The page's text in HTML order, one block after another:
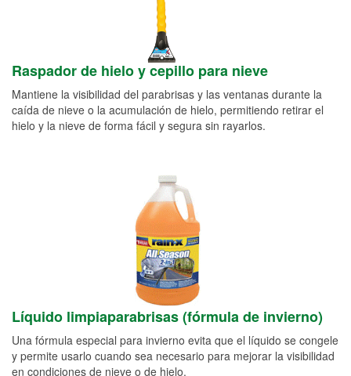
Raspador de hielo y cepillo para nieve
Mantiene la visibilidad del parabrisas y las ventanas durante la
caída de nieve o la acumulación de hielo, permitiendo retirar el
hielo y la nieve de forma fácil y segura sin rayarlos.
Líquido limpiaparabrisas (fórmula de invierno)
Una fórmula especial para invierno evita que el líquido se congele
y permite usarlo cuando sea necesario para mejorar la visibilidad
en condiciones de nieve o de hielo.